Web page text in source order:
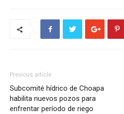
Previous article
Subcomité hídrico de Choapa
habilita nuevos pozos para
enfrentar período de riego